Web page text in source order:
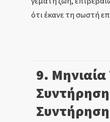
ότι έκανε τη σωστή
9. Μηνιαία